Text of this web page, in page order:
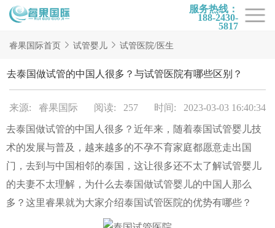
服务热线：
188-2430-
5817
首页
试管项目
试管百科
试管医院
睿果国际
睿果国际首页 试管婴儿 试管医院/医生
去泰国做试管的中国人很多？与试管医院有哪些区别？
来源: 睿果国际 阅读: 257 时间: 2023-03-03 16:40:34
去泰国做试管的中国人很多？近年来，随着泰国试管婴儿技
术的发展与普及，越来越多的不孕不育家庭都愿意走出国
门，去到与中国相邻的泰国，这让很多还不太了解试管婴儿
的夫妻不太理解，为什么去泰国做试管婴儿的中国人那么
多？这里睿果就为大家介绍泰国试管医院的优势有哪些？